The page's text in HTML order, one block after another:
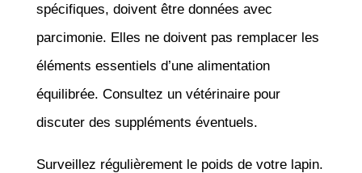
spécifiques, doivent être données avec
parcimonie. Elles ne doivent pas remplacer les
éléments essentiels d’une alimentation
équilibrée. Consultez un vétérinaire pour
discuter des suppléments éventuels.
Surveillez régulièrement le poids de votre lapin.